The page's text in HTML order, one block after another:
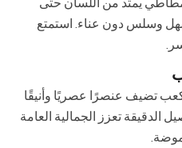
سهل وسلس دون عناء. استمتع
تضيف عنصرًا عصريًا وأنيقًا
الدقيقة تعزز الجمالية العامة